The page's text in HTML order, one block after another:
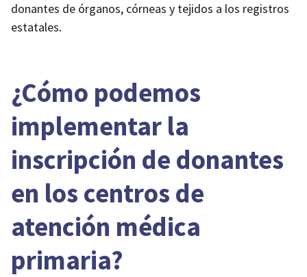
donantes de órganos, córneas y tejidos a los registros
estatales.
¿Cómo podemos
implementar la
inscripción de donantes
en los centros de
atención médica
primaria?